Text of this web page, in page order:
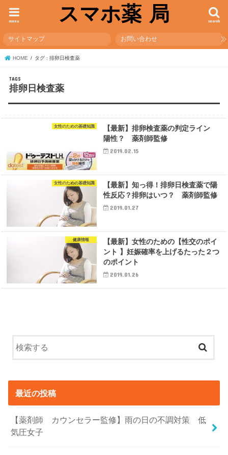
スマホ薬 局 search
menu
サイトマップ お問い合わせ
HOME タグ : 排卵日検査薬
排卵日検査薬
女性のための基礎知識
【最新】排卵検査薬の判定ライン
陽性？ 薬剤師監修
2019.02.15
女性のための基礎知識
【最新】知っ得！排卵日検査薬で陽
性反応？排卵はいつ？ 薬剤師監修
2019.01.27
健康情報
【最新】女性のための【性交のポイ
ント 】妊娠確率を上げるたった２つ
のポイント
2019.01.26
最近の投稿
【薬剤師 カウンセラー監修】雨の日の不調対策 低
気圧女子